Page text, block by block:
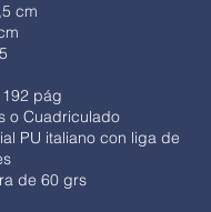
cm
pág
o Cuadriculado
PU italiano con liga de
de 60 grs